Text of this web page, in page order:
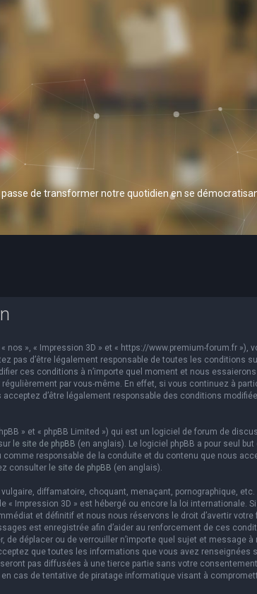
de transformer notre quotidien en se
nos », « Impression 3D » et « https://www.premium-forum.fr »),
pas d’être légalement responsable de toutes les conditions
ces conditions à n’importe quel moment et nous
par vous-même. En effet, si vous continuez à
d’être légalement responsable des conditions
» et « phpBB Limited ») qui est un logiciel de forum de
le site de phpBB (en anglais). Le logiciel phpBB a pour seul
responsable de la conduite et du contenu que nous
consulter le site de phpBB (en anglais).
diffamatoire, choquant, menaçant, pornographique, etc.
Impression 3D » est hébergé ou encore la loi internationale.
et définitif et nous nous réservons le droit d’avertir votre
est enregistrée afin d’aider au renforcement de ces
déplacer ou de verrouiller n’importe quel sujet et message à
que toutes les informations que vous avez renseignées
pas diffusées à une tierce partie sans votre
cas de tentative de piratage informatique visant à